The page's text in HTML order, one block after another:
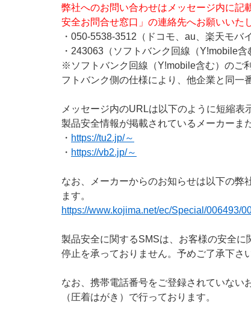
弊社へのお問い合わせはメッセージ内に記
安全お問合せ窓口」の連絡先へお願いいた
・050-5538-3512（ドコモ、au、楽天モバ
・243063（ソフトバンク回線（Y!mobile
※ソフトバンク回線（Y!mobile含む）のご
フトバンク側の仕様により、他企業と同一
メッセージ内のURLは以下のように短縮表
製品安全情報が掲載されているメーカーま
・ https://tu2.jp/～
・ https://vb2.jp/～
なお、メーカーからのお知らせは以下の弊
ます。
https://www.kojima.net/ec/Special/006493/
製品安全に関するSMSは、お客様の安全
停止を承っておりません。予めご了承下さい
なお、携帯電話番号をご登録されていない
（圧着はがき）で行っております。